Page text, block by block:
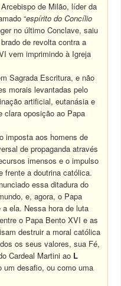
de Milão, líder da
“espírito do Concílio
no último Conclave, saiu
de revolta contra a
vem imprimindo à Igreja
Sagrada Escritura, e não
morais levantadas pelo
artificial, eutanásia e
clara oposição ao Papa
aos homens de
de propaganda através
imensos e o impulso
frente a doutrina católica.
essa ditadura do
e, agora, o Papa
ela. Nessa hora de luta
o Papa Bento XVI e as
destruir a moral católica
os seus valores, sua Fé,
Cardeal Martini ao L
um desafio, ou como uma